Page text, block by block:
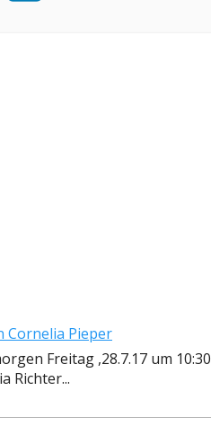
Cornelia Pieper
Freitag ,28.7.17 um 10:30
Richter...